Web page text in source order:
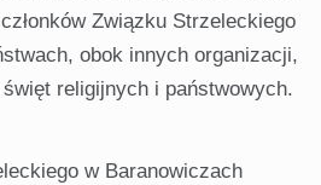
Związku Strzeleckiego
obok innych organizacji,
religijnych i państwowych.
w Baranowiczach